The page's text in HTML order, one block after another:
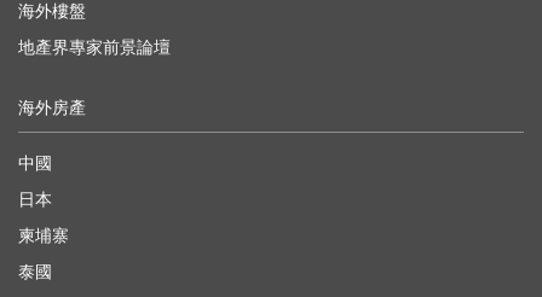
海外樓盤
地產界專家前景論壇
海外房產
中國
日本
柬埔寨
泰國